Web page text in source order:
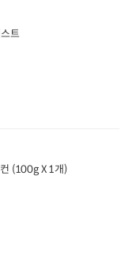
트
[특가] 통후추 목살 베이컨 (100g X 1개)